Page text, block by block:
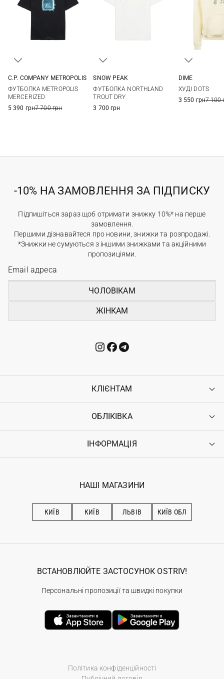
C.P. COMPANY METROPOLIS
ФУТБОЛКА METROPOLIS
MERCERIZED
5 390 грн7 700 грн
XXL
SNOW PEAK
ФУТБОЛКА NORTHLAND
TROUT DRY
3 700 грн
DIME
ХУДІ DOTS
3 550 грн7 100
-10% НА ЗАМОВЛЕННЯ ЗА ПІДПИСКУ
Підпишіться зараз щоб отримати знижку 10%* на перше
замовлення.
Першими дізнавайтеся про новини, знижки та розпродажі.
*Знижки не сумуються з іншими знижками та акційними
пропозиціями.
ЧОЛОВІКАМ
ЖІНКАМ
КЛІЄНТАМ
Контакти
Повернення
Гарантія
ОБЛІКІВКА
Увійти
Ostriv Club+
ІНФОРМАЦІЯ
Наші магазини
Рекомендації з догляду
НАШІ МАГАЗИНИ
КИЇВ КИЇВ ЛЬВІВ КИЇВ ОБЛ
Політика конфіденційності
ВСТАНОВЛЮЙТЕ ЗАСТОСУНОК OSTRIV!
Персональні пропозиції та швидкі покупки